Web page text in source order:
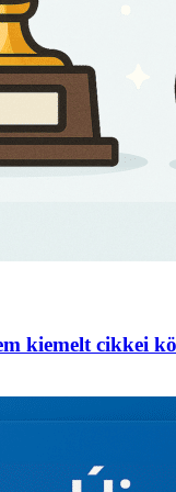
kiemelt cikkei